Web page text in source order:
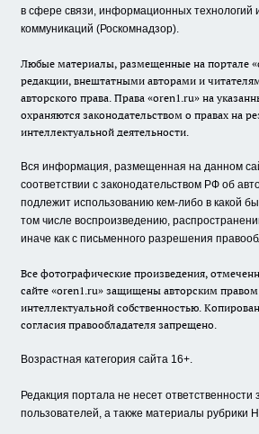
в сфере связи, информационных технологий
коммуникаций (Роскомнадзор).
Любые материалы, размещенные на портале
редакции, внештатными авторами и
авторского права. Права «oren1.ru» на
охраняются законодательством о правах на
интеллектуальной деятельности.
Вся информация, размещенная на данном
соответствии с законодательством РФ об
подлежит использованию кем-либо в какой
том числе воспроизведению,
иначе как с письменного разрешения
Все фотографические произведения,
сайте «oren1.ru» защищены авторским
интеллектуальной собственностью.
согласия правообладателя запрещено.
Возрастная категория сайта 16+.
Редакция портала не несет ответственности
пользователей, а также материалы рубрики